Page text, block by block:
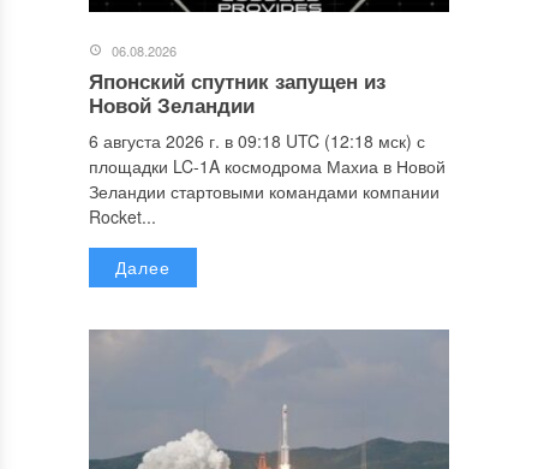
06.08.2026
Японский спутник запущен из
Новой Зеландии
6 августа 2026 г. в 09:18 UTC (12:18 мск) с
площадки LC-1A космодрома Махиа в Новой
Зеландии стартовыми командами компании
Rocket...
Далее